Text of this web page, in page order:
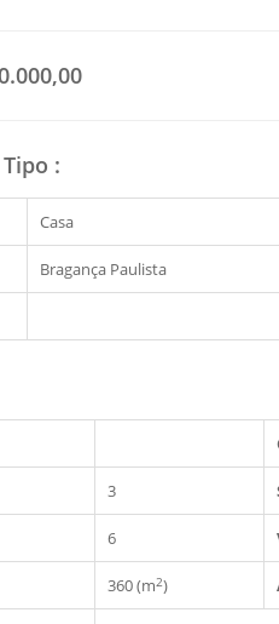
:
Casa
Bragança Paulista
3
6
360 (m2)